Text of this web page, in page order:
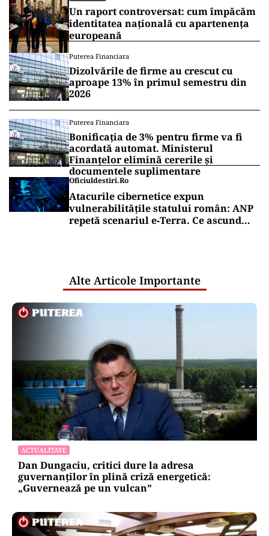
Un raport controversat: cum împăcăm
identitatea națională cu apartenența
europeană
Puterea Financiara
Dizolvările de firme au crescut cu
aproape 13% în primul semestru din
2026
Puterea Financiara
Bonificația de 3% pentru firme va fi
acordată automat. Ministerul
Finanțelor elimină cererile și
documentele suplimentare
Oficiuldestiri.ro
Atacurile cibernetice expun
vulnerabilitățile statului român: ANP
repetă scenariul e‑Terra. Ce ascund
Alte Articole Importante
ACTUALITATE
Dan Dungaciu, critici dure la adresa
guvernanților în plină criză energetică:
„Guvernează pe un vulcan”